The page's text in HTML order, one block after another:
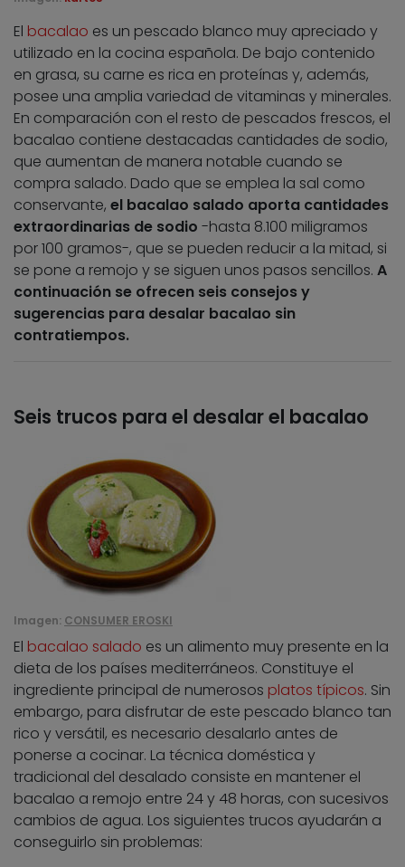
El bacalao es un pescado blanco muy apreciado y
utilizado en la cocina española. De bajo contenido
en grasa, su carne es rica en proteínas y, además,
posee una amplia variedad de vitaminas y minerales.
En comparación con el resto de pescados frescos, el
bacalao contiene destacadas cantidades de sodio,
que aumentan de manera notable cuando se
compra salado. Dado que se emplea la sal como
conservante, el bacalao salado aporta cantidades
extraordinarias de sodio -hasta 8.100 miligramos
por 100 gramos-, que se pueden reducir a la mitad, si
se pone a remojo y se siguen unos pasos sencillos. A
continuación se ofrecen seis consejos y
sugerencias para desalar bacalao sin
contratiempos.
Seis trucos para el desalar el bacalao
Imagen: CONSUMER EROSKI
El bacalao salado es un alimento muy presente en la
dieta de los países mediterráneos. Constituye el
ingrediente principal de numerosos platos típicos. Sin
embargo, para disfrutar de este pescado blanco tan
rico y versátil, es necesario desalarlo antes de
ponerse a cocinar. La técnica doméstica y
tradicional del desalado consiste en mantener el
bacalao a remojo entre 24 y 48 horas, con sucesivos
cambios de agua. Los siguientes trucos ayudarán a
conseguirlo sin problemas: